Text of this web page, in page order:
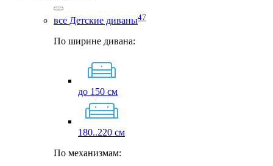
все Детские диваны47
По ширине дивана:
до 150 см
180..220 см
По механизмам: